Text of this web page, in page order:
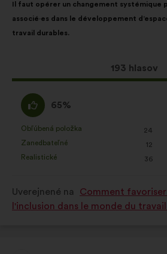
návrhu:
Il faut opérer un changement systémique
associé·es dans le développement
travail durables.
Tento
návrh
193 hlasov
rozdelením:
Súhlasím
:
65%
Obľúbená položka
: 24
krát
Zanedbateľné
: 12
krát
Realistické
: 36
krát
Uverejnené na
Comment
l'inclusion dans le monde du travail